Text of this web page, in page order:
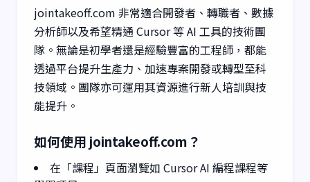
jointakeoff.com 非常適合開發者、轉職者、數據
分析師以及希望精通 Cursor 等 AI 工具的技術團
隊。無論是初學者還是經驗豐富的工程師，都能
透過平台提升生產力、加速專案開發或轉型至科
技領域。團隊亦可運用其資源進行新人培訓與技
能提升。
如何使用 jointakeoff.com？
在「課程」頁面瀏覽如 Cursor AI 編程課程等